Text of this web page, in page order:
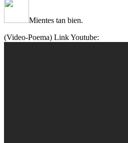
Mientes tan bien.
(Video-Poema) Link Youtube: